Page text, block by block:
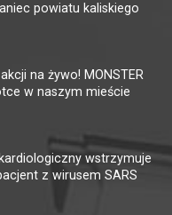
powiatu kaliskiego
na żywo! MONSTER
w naszym mieście
kardiologiczny wstrzymuje
z wirusem SARS